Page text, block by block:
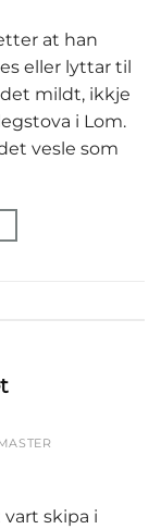
at han
eller lyttar til
mildt, ikkje
i Lom.
vesle som
vart skipa i